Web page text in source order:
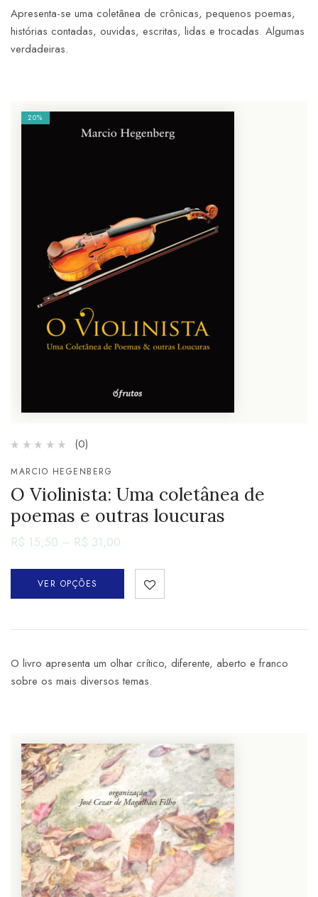
Apresenta-se uma coletânea de crônicas, pequenos poemas,
histórias contadas, ouvidas, escritas, lidas e trocadas. Algumas
verdadeiras.
20%
(0)
MARCIO HEGENBERG
O Violinista: Uma coletânea de
poemas e outras loucuras
R$ 15,50 – R$ 31,00
VER OPÇÕES
O livro apresenta um olhar crítico, diferente, aberto e franco
sobre os mais diversos temas.